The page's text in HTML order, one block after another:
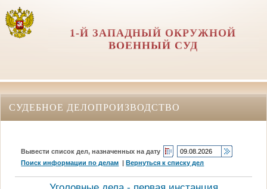
1-Й ЗАПАДНЫЙ ОКРУЖНОЙ
ВОЕННЫЙ СУД
СУДЕБНОЕ ДЕЛОПРОИЗВОДСТВО
Вывести список дел, назначенных на дату
Поиск информации по делам |Вернуться к списку дел